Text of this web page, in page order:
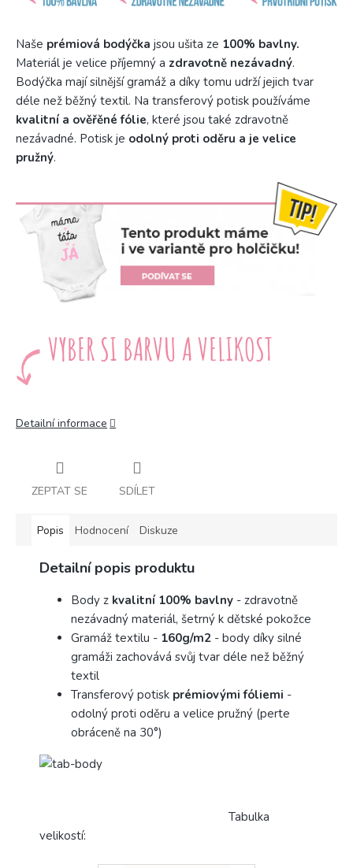
Naše prémiová bodýčka jsou ušita ze 100% bavlny.
Materiál je velice příjemný a zdravotně nezávadný.
Bodýčka mají silnější gramáž a díky tomu udrží jejich tvar
déle než běžný textil. Na transferový potisk používáme
kvalitní a ověřěné fólie, které jsou také zdravotně
nezávadné. Potisk je odolný proti oděru a je velice
pružný.
Detailní informace
ZEPTAT SE SDÍLET
Popis Hodnocení Diskuze
Detailní popis produktu
Body z kvalitní 100% bavlny - zdravotně
nezávadný materiál, šetrný k dětské pokožce
Gramáž textilu - 160g/m2 - body díky silné
gramáži zachovává svůj tvar déle než běžný
textil
Transferový potisk prémiovými fóliemi -
odolný proti oděru a velice pružný (perte
obráceně na 30°)
Tabulka
velikostí: